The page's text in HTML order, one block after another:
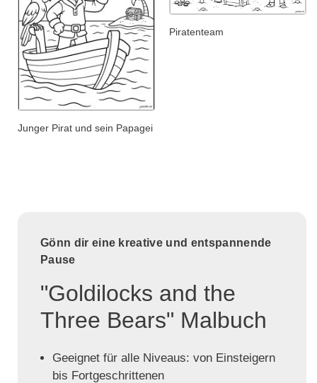
Junger Pirat und sein Papagei
Piratenteam
Gönn dir eine kreative und entspannende
Pause
"Goldilocks and the
Three Bears" Malbuch
Geeignet für alle Niveaus: von Einsteigern
bis Fortgeschrittenen